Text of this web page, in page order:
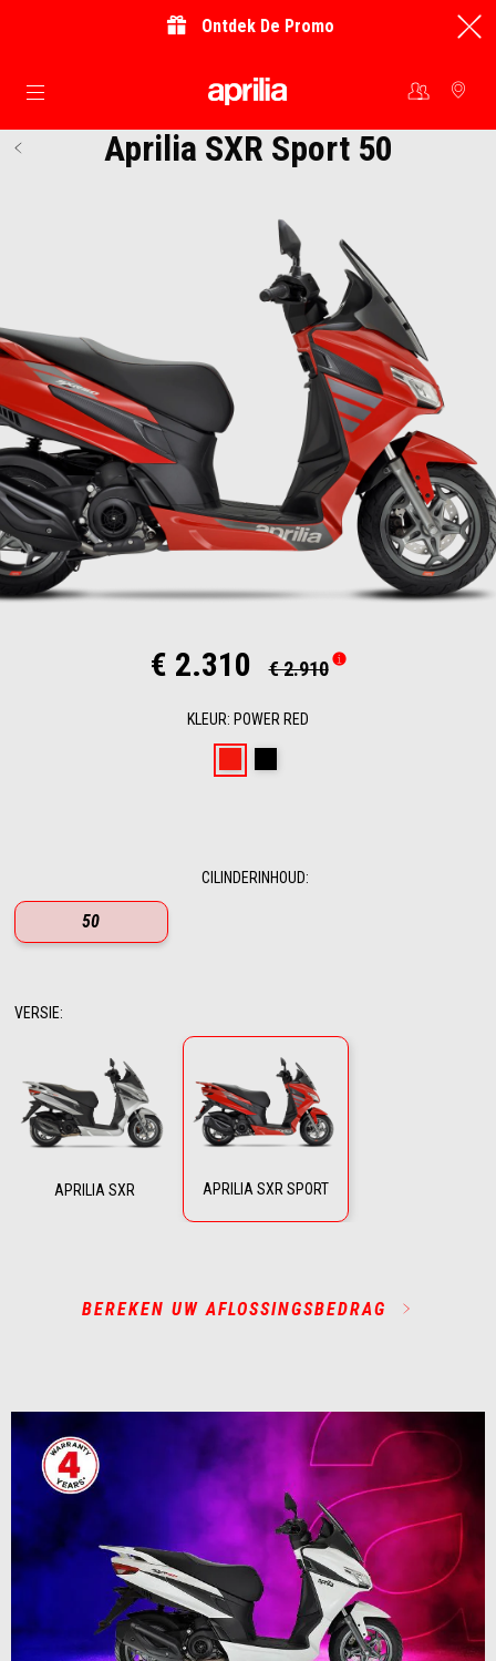
Ontdek De Promo
Ga naar de hoofdcontent
Aprilia SXR Sport 50
€ 2.310 € 2.910
KLEUR: POWER RED
CILINDERINHOUD:
50
VERSIE:
APRILIA SXR APRILIA SXR SPORT
BEREKEN UW AFLOSSINGSBEDRAG